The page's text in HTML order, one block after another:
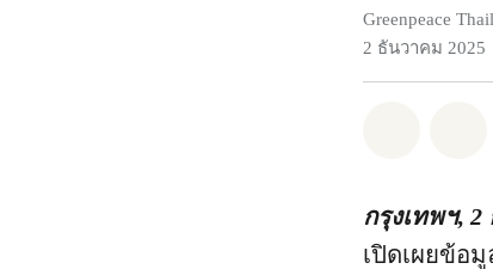
Greenpeace
2 ธันวาคม 2025
กรุงเทพฯ,
เปิดเผยข้อ